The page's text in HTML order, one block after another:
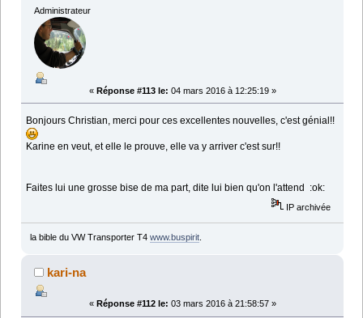
Administrateur
« Réponse #113 le: 04 mars 2016 à 12:25:19 »
Bonjours Christian, merci pour ces excellentes nouvelles, c'est génial!!
Karine en veut, et elle le prouve, elle va y arriver c'est sur!!
Faites lui une grosse bise de ma part, dite lui bien qu'on l'attend :ok:
IP archivée
la bible du VW Transporter T4 www.buspirit.
kari-na
« Réponse #112 le: 03 mars 2016 à 21:58:57 »